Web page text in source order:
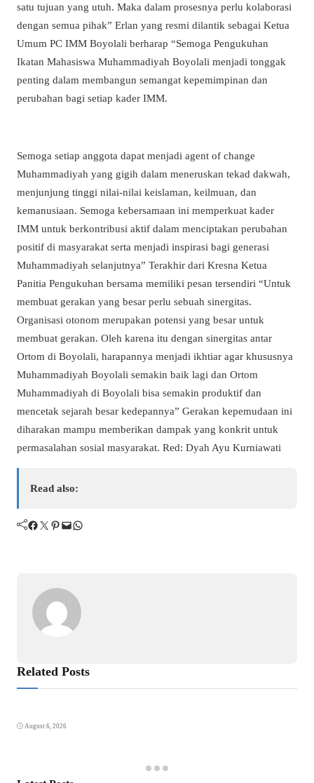
satu tujuan yang utuh. Maka dalam prosesnya perlu kolaborasi
dengan semua pihak” Erlan yang resmi dilantik sebagai Ketua
Umum PC IMM Boyolali berharap “Semoga Pengukuhan
Ikatan Mahasiswa Muhammadiyah Boyolali menjadi tonggak
penting dalam membangun semangat kepemimpinan dan
perubahan bagi setiap kader IMM.
Semoga setiap anggota dapat menjadi agent of change
Muhammadiyah yang gigih dalam meneruskan tekad dakwah,
menjunjung tinggi nilai-nilai keislaman, keilmuan, dan
kemanusiaan. Semoga kebersamaan ini memperkuat kader
IMM untuk berkontribusi aktif dalam menciptakan perubahan
positif di masyarakat serta menjadi inspirasi bagi generasi
Muhammadiyah selanjutnya” Terakhir dari Kresna Ketua
Panitia Pengukuhan bersama memiliki pesan tersendiri “Untuk
membuat gerakan yang besar perlu sebuah sinergitas.
Organisasi otonom merupakan potensi yang besar untuk
membuat gerakan. Oleh karena itu dengan sinergitas antar
Ortom di Boyolali, harapannya menjadi ikhtiar agar khususnya
Muhammadiyah Boyolali semakin baik lagi dan Ortom
Muhammadiyah di Boyolali bisa semakin produktif dan
mencetak sejarah besar kedepannya” Gerakan kepemudaan ini
diharakan mampu memberikan dampak yang konkrit untuk
permasalahan sosial masyarakat. Red: Dyah Ayu Kurniawati
Read also:
Facebook Twitter Pinterest Mail WhatsApp
Related Posts
August 6, 2026